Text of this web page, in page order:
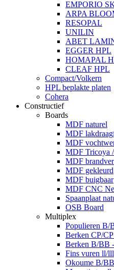
EMPORIO
ARPA
RESOPAL
UNILIN
ABET
EGGER HPL
HOMAPAL
CLEAF HPL
Compact/Volkern
HPL beplakte platen
Cohera
Constructief
Boards
MDF naturel
MDF
MDF
MDF Tricoya
MDF
MDF gekleurd
MDF buigbaar
MDF CNC
Spaanplaat
OSB Board
Multiplex
Populieren B/
Berken CP/
Berken B/BB
Fins vuren ll/
Okoume B/BB